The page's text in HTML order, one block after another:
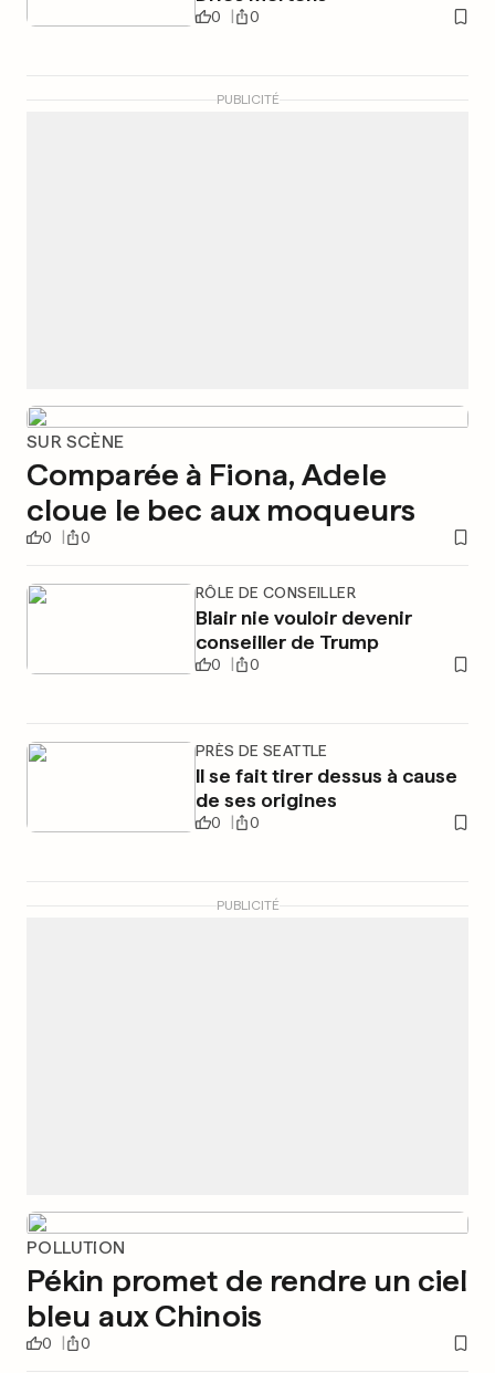
0 0
PUBLICITÉ
SUR SCÈNE
Comparée à Fiona, Adele
cloue le bec aux moqueurs
0 0
RÔLE DE CONSEILLER
Blair nie vouloir devenir
conseiller de Trump
0 0
PRÈS DE SEATTLE
Il se fait tirer dessus à cause
de ses origines
0 0
PUBLICITÉ
POLLUTION
Pékin promet de rendre un ciel
bleu aux Chinois
0 0